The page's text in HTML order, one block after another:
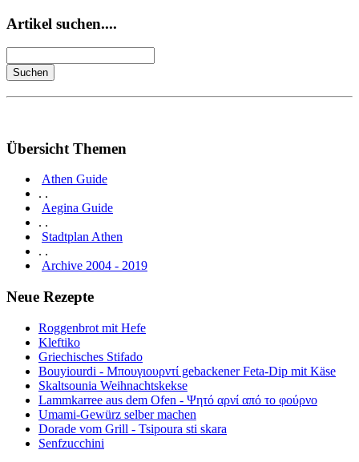
Artikel suchen....
Übersicht Themen
Athen Guide
. .
Aegina Guide
. .
Stadtplan Athen
. .
Archive 2004 - 2019
Neue Rezepte
Roggenbrot mit Hefe
Kleftiko
Griechisches Stifado
Bouyiourdi - Μπουγιουρντί gebackener Feta-Dip mit Käse
Skaltsounia Weihnachtskekse
Lammkarree aus dem Ofen - Ψητό αρνί από το φούρνο
Umami-Gewürz selber machen
Dorade vom Grill - Tsipoura sti skara
Senfzucchini